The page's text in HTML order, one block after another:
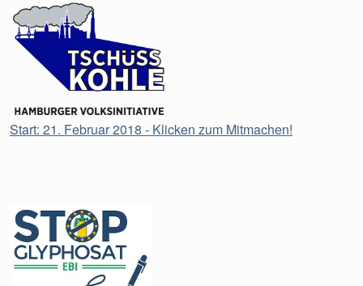
Start: 21. Februar 2018 - Klicken zum Mitmachen!